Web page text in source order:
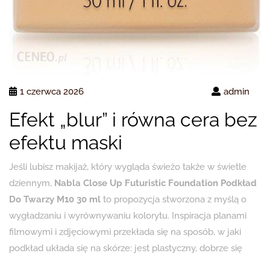
1 czerwca 2026 admin
Efekt „blur” i równa cera bez
efektu maski
Jeśli lubisz makijaż, który wygląda świeżo także w świetle
dziennym, Nabla Close Up Futuristic Foundation Podkład
Do Twarzy M10 30 ml to propozycja stworzona z myślą o
wygładzaniu i wyrównywaniu kolorytu. Inspiracja planami
filmowymi i zdjęciowymi przekłada się na sposób, w jaki
podkład układa się na skórze: jest plastyczny, dobrze się